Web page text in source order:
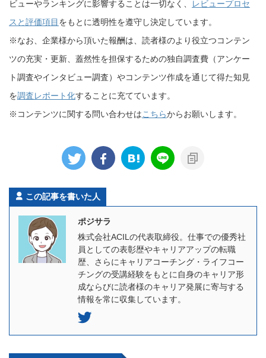
ビューやランキングに影響することは一切なく、
レビュープロセ
スと評価項目 をもとに透明性を遵守し決定しています。
※なお、企業様から頂いた報酬は、読者様のより役立つコンテン
ツの充実・更新、蓋然性を担保するための独自調査費（アンケー
ト調査やインタビュー調査）やコンテンツ作成を通じて得た知見
を調査レポート化することに充てています。
※コンテンツに関する問い合わせはこちらからお願いします。
この記事を書いた人
ポジサラ
株式会社ACILの代表取締役。仕事での優秀社
員としての表彰歴やキャリアアップの転職
歴、さらにキャリアコーチング・ライフコー
チングの受講経験をもとに自身のキャリア形
成ならびに読者様のキャリア発展に寄与する
情報を常に収集しています。